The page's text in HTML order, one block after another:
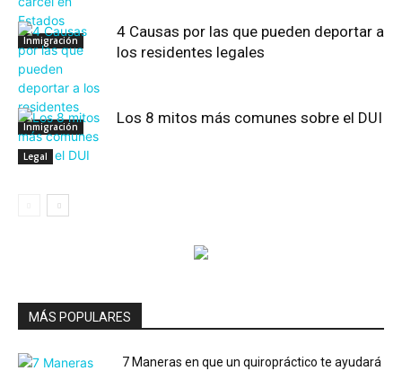
Inmigración
Inmigración
4 Causas por las que pueden deportar a
los residentes legales
Legal
Los 8 mitos más comunes sobre el DUI
MÁS POPULARES
7 Maneras en que un quiropráctico te ayudará